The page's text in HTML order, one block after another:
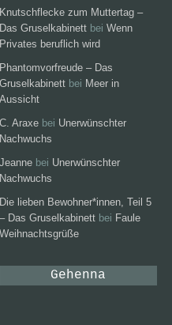
Knutschflecke zum Muttertag –
Das Gruselkabinett bei Wenn
Privates beruflich wird
Phantomvorfreude – Das
Gruselkabinett bei Meer in
Aussicht
C. Araxe bei Unerwünschter
Nachwuchs
Jeanne bei Unerwünschter
Nachwuchs
Die lieben Bewohner*innen, Teil 5
– Das Gruselkabinett bei Faule
Weihnachtsgrüße
Gehenna